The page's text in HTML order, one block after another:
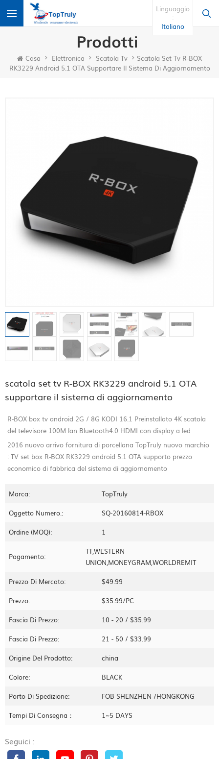
Linguaggio
:
Italiano
Prodotti
Casa Elettronica Scatola Tv
Scatola Set Tv R-BOX
RK3229 Android 5.1 OTA Supportare Il Sistema Di Aggiornamento
scatola set tv R-BOX RK3229 android 5.1 OTA
supportare il sistema di aggiornamento
R-BOX box tv android 2G / 8G KODI 16.1 Preinstallato 4K scatola
del televisore 100M lan Bluetooth4.0 HDMI con display a led
2016 nuovo arrivo fornitura di porcellana TopTruly nuovo marchio
: TV set box R-BOX RK3229 android 5.1 OTA supporto prezzo
economico di fabbrica del sistema di aggiornamento
Marca: TopTruly
Oggetto Numero.: SQ-20160814-RBOX
Ordine (MOQ): 1
Pagamento:
TT,WESTERN
UNION,MONEYGRAM,WORLDREMIT
Prezzo Di Mercato: $49.99
Prezzo: $35.99/PC
Fascia Di Prezzo: 10 - 20 / $35.99
Fascia Di Prezzo: 21 - 50 / $33.99
Origine Del Prodotto: china
Colore: BLACK
Porto Di Spedizione: FOB SHENZHEN /HONGKONG
Tempi Di Consegna： 1~5 DAYS
Seguici :